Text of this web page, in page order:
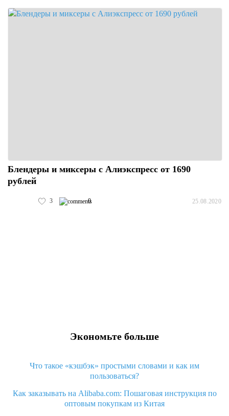
Блендеры и миксеры с Алиэкспресс от 1690
рублей
3 0 25.08.2020
Экономьте больше
Что такое «кэшбэк» простыми словами и как им
пользоваться?
Как заказывать на Alibaba.com: Пошаговая инструкция по
оптовым покупкам из Китая